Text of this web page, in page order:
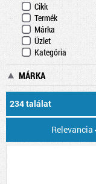
Cikk
Termék
Márka
Üzlet
Kategória
MÁRKA
234 találat
Relevancia